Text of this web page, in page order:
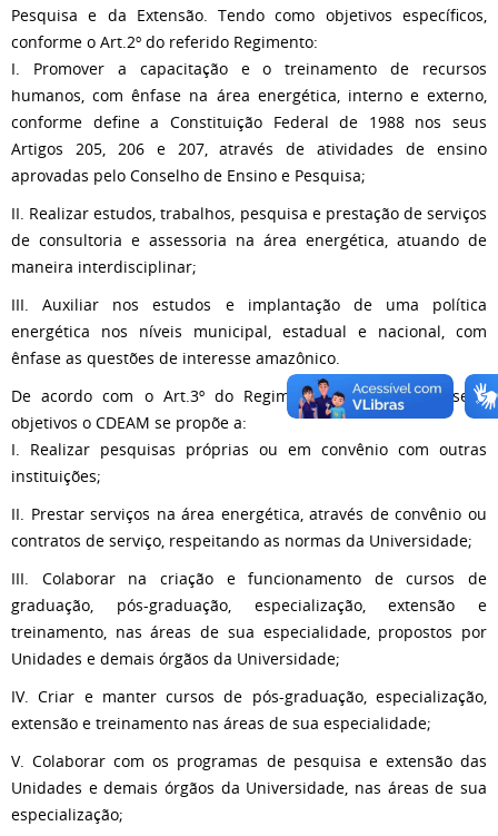
Pesquisa e da Extensão. Tendo como objetivos específicos,
conforme o Art.2º do referido Regimento:
I. Promover a capacitação e o treinamento de recursos
humanos, com ênfase na área energética, interno e externo,
conforme define a Constituição Federal de 1988 nos seus
Artigos 205, 206 e 207, através de atividades de ensino
aprovadas pelo Conselho de Ensino e Pesquisa;
II. Realizar estudos, trabalhos, pesquisa e prestação de serviços
de consultoria e assessoria na área energética, atuando de
maneira interdisciplinar;
III. Auxiliar nos estudos e implantação de uma política
energética nos níveis municipal, estadual e nacional, com
ênfase as questões de interesse amazônico.
De acordo com o Art.3º do Regimento, para cumprir seus
objetivos o CDEAM se propõe a:
I. Realizar pesquisas próprias ou em convênio com outras
instituições;
II. Prestar serviços na área energética, através de convênio ou
contratos de serviço, respeitando as normas da Universidade;
III. Colaborar na criação e funcionamento de cursos de
graduação, pós-graduação, especialização, extensão e
treinamento, nas áreas de sua especialidade, propostos por
Unidades e demais órgãos da Universidade;
IV. Criar e manter cursos de pós-graduação, especialização,
extensão e treinamento nas áreas de sua especialidade;
V. Colaborar com os programas de pesquisa e extensão das
Unidades e demais órgãos da Universidade, nas áreas de sua
especialização;